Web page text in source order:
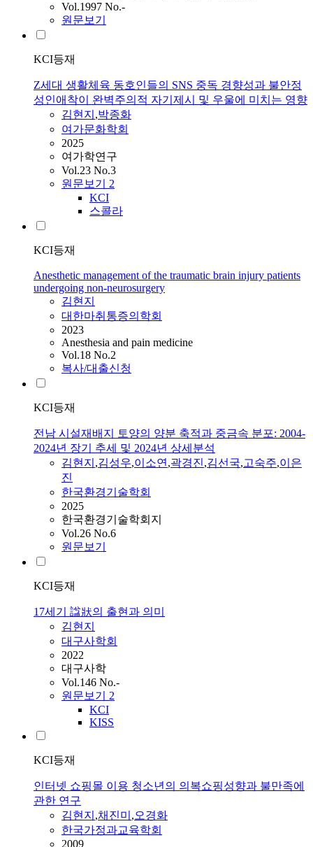
Vol.1997 No.-
원문보기
KCI등재
Z세대 생활체육 동호인들의 SNS 중독 경향성과 불안정
성인애착이 완벽주의적 자기제시 및 우울에 미치는 영향
김현지 ,박종화
여가문화학회
2025
여가학연구
Vol.23 No.3
원문보기 2
KCI
스콜라
KCI등재
Anesthetic management of the traumatic brain injury patients
undergoing non-neurosurgery
김현지
대한마취통증의학회
2023
Anesthesia and pain medicine
Vol.18 No.2
복사/대출신청
KCI등재
전남 시설재배지 토양의 양분 축적과 중금속 분포: 2004-
2024년 장기 추세 및 2024년 상세분석
김현지 ,김성우,이소연,곽경진,김선국,고숙주,이은
진
한국환경기술학회
2025
한국환경기술학회지
Vol.26 No.6
원문보기
KCI등재
17세기 諡狀의 출현과 의미
김현지
대구사학회
2022
대구사학
Vol.146 No.-
원문보기 2
KCI
KISS
KCI등재
인터넷 쇼핑몰 이용 청소년의 의복쇼핑성향과 불만족에
관한 연구
김현지 ,채진미 ,오경화
한국가정과교육학회
2009